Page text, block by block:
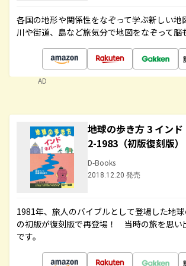
各国の地形や関係性をなぞって学ぶ新しい地
川や街道、島など旅気分で地図をなぞって脳
AD
地球の歩き方 3 イン
2-1983（初版復刻版）
D-Books
2018.12.20 発売
1981年、旅人のバイブルとして登場した地
の初版が復刻版で再登場！ 当時の旅を思い
です。